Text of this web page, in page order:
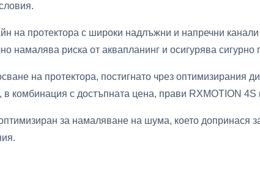
на протектора с широки надлъжни и напречни
намалява риска от аквапланинг и осигурява
на протектора, постигнато чрез оптимизирания
комбинация с достъпната цена, прави RXMOTION 4S
за намаляване на шума, което допринася